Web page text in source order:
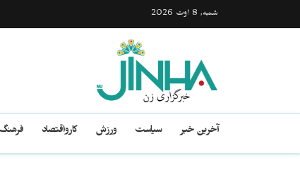
شنبه, 8 اوت 2026
آخرین خبر سیاست ورزش کارواقتصاد